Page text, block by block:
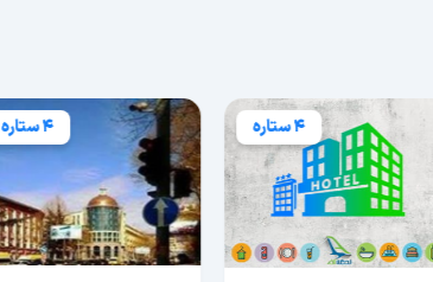
4 ستاره 4 ستاره